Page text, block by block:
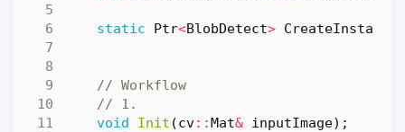
static Ptr<BlobDetect> CreateInstance
void
Init (cv::Mat& inputImage);